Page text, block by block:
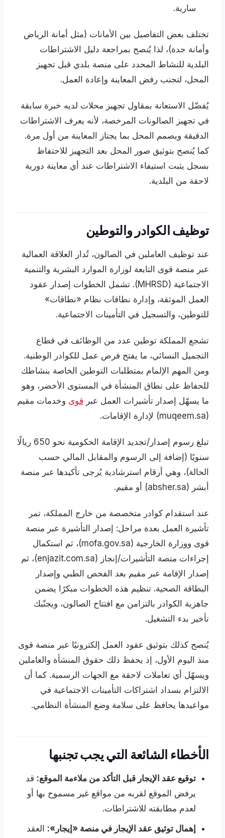
سارية.
تختلف بعض التفاصيل بين الأمانات (مثل أمانة الرياض
وأمانة جدة)، لذا يُنصح بمراجعة دليل الاشتراطات
البلدية للنشاط المحدد على منصة بلدي قبل تجهيز
المحل، لتجنب رفض المعاينة وإعادة العمل.
يُفضّل الاستعانة بمقاول تجهيز محلات لديه خبرة سابقة
في تجهيز الصالونات المرخصة، لأنه يعرف الاشتراطات
الدقيقة ويصمم المحل بما يجتاز المعاينة من أول مرة.
كما يُنصح بتوثيق صور المحل بعد التجهيز للاحتفاظ
بسجل يثبت استيفاء الاشتراطات عند أي معاينة دورية
لاحقة من البلدية.
توظيف الكوادر والتوطين
عند توظيف العاملين في الصالون، تُدار العلاقة العمالية
عبر منصة قوى التابعة لوزارة الموارد البشرية والتنمية
الاجتماعية (MHRSD). تشمل الخطوات إصدار عقود
العمل الموثقة، وإدارة نطاقات نظام «نطاقات»
للتوطين، والتسجيل في التأمينات الاجتماعية.
تشجع المملكة توطين عدد من الوظائف في قطاع
التجميل النسائي، ما يفتح فرص عمل للكوادر الوطنية.
ومن المهم الإلمام بمتطلبات التوطين الخاصة بنشاطك
للحفاظ على نطاق المنشأة في المستوى الأخضر، وهو
ما يسهّل إصدار تأشيرات العمل عبر قوى وخدمات مقيم
(muqeem.sa) لإدارة الإقامات.
تبلغ رسوم إصدار/تجديد الإقامة الحكومية نحو 650 ريالًا
سنويًا (إضافة إلى الرسوم والمقابل المالي حسب
الحالة)، وهي أرقام استرشادية يُرجى تأكيدها عبر منصة
أبشر (absher.sa) أو مقيم.
عند استقدام كوادر متخصصة من خارج المملكة، تمر
تأشيرة العمل بعدة مراحل: إصدار التأشيرة عبر منصة
قوى ووزارة الخارجية (mofa.gov.sa)، ثم استكمال
إجراءات منصة التأشيرات/إنجاز (enjazit.com.sa)، ثم
إصدار الإقامة عبر مقيم بعد الفحص الطبي وإصدار
البطاقة الصحية. تنظيم هذه الخطوات مبكرًا يضمن
جاهزية الكوادر بالتزامن مع افتتاح الصالون، ويجنّبك
تأخير بدء التشغيل.
يُنصح كذلك بتوثيق عقود العمل إلكترونيًا عبر منصة قوى
منذ اليوم الأول، إذ يحفظ ذلك حقوق المنشأة والعاملين
ويسهّل أي تعاملات لاحقة مع الجهات الرسمية. كما أن
الالتزام بسداد اشتراكات التأمينات الاجتماعية في
مواعيدها يحافظ على سلامة وضع المنشأة النظامي.
الأخطاء الشائعة التي يجب تجنبها
توقيع عقد الإيجار قبل التأكد من ملاءمة الموقع: قد
يرفض الموقع لقربه من مواقع غير مسموح بها أو
لعدم مطابقته للاشتراطات.
إهمال توثيق عقد الإيجار في منصة «إيجار»: العقد